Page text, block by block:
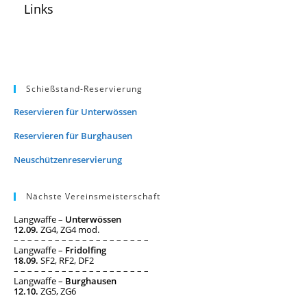
Links
Schießstand-Reservierung
Reservieren für Unterwössen
Reservieren für Burghausen
Neuschützenreservierung
Nächste Vereinsmeisterschaft
Langwaffe – Unterwössen
12.09. ZG4, ZG4 mod.
– – – – – – – – – – – – – – – – – – – –
Langwaffe – Fridolfing
18.09. SF2, RF2, DF2
– – – – – – – – – – – – – – – – – – – –
Langwaffe – Burghausen
12.10. ZG5, ZG6